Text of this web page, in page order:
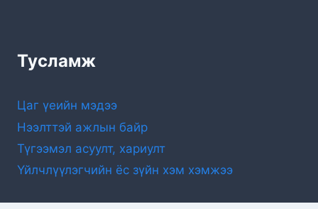
Тусламж
Цаг үеийн мэдээ
Нээлттэй ажлын байр
Түгээмэл асуулт, хариулт
Үйлчлүүлэгчийн ёс зүйн хэм хэмжээ